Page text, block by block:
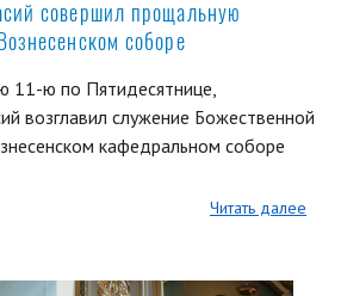
совершил прощальную
соборе
11-ю по Пятидесятнице,
возглавил служение Божественной
кафедральном соборе
Читать далее